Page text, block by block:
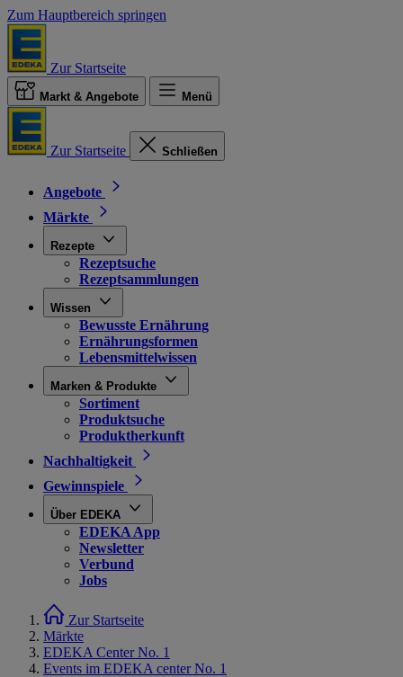
Zum Hauptbereich springen
Zur Startseite
Markt & Angebote Menü
Zur Startseite Schließen
Angebote
Märkte
Rezepte
Rezeptsuche
Rezeptsammlungen
Wissen
Bewusste Ernährung
Ernährungsformen
Lebensmittelwissen
Marken & Produkte
Sortiment
Produktsuche
Produktherkunft
Nachhaltigkeit
Gewinnspiele
Über EDEKA
EDEKA App
Newsletter
Verbund
Jobs
Zur Startseite
Märkte
EDEKA Center No. 1
Events im EDEKA center No. 1